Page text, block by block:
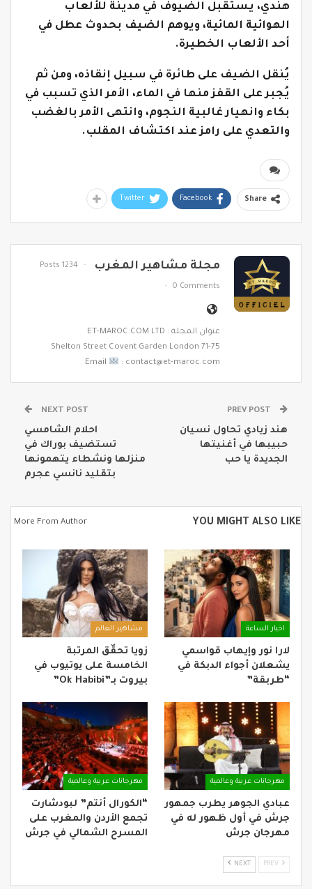
هندي، يستقبل الضيوف في مدينة للألعاب
الهوائية المائية، ويوهم الضيف بحدوث عطل في
أحد الألعاب الخطيرة.
يُنقل الضيف على طائرة في سبيل إنقاذه، ومن ثم
يُجبر على القفز منها في الماء، الأمر الذي تسبب في
بكاء وانهيار غالبية النجوم، وانتهى الأمر بالغضب
والتعدي على رامز عند اكتشاف المقلب.
Share
Facebook
Twitter
مجلة مشاهير المغرب 1234 Posts
0 Comments
عنوان المجلة : ET-MAROC.COM LTD
71-75 Shelton Street Covent Garden London
Email
: contact@et-maroc.com
هند زيادي تحاول نسيان
حبيبها في أغنيتها
الجديدة يا حب
NEXT POST
احلام الشامسي
تستضيف بوراك في
منزلها ونشطاء يتهمونها
بتقليد نانسي عجرم
YOU MIGHT ALSO LIKE
More From Author
اخبار الساعة
لارا نور وإيهاب قواسمي
يشعلان أجواء الدبكة في
“طربقة”
مشاهير العالم
زويا تحقّق المرتبة
الخامسة على يوتيوب في
بيروت بـ”Ok Habibi”
مهرجانات عربية وعالمية
عبادي الجوهر يطرب جمهور
جرش في أول ظهور له في
مهرجان جرش
مهرجانات عربية وعالمية
“الكورال أنتم” لبودشارت
تجمع الأردن والمغرب على
المسرح الشمالي في جرش
NEXT